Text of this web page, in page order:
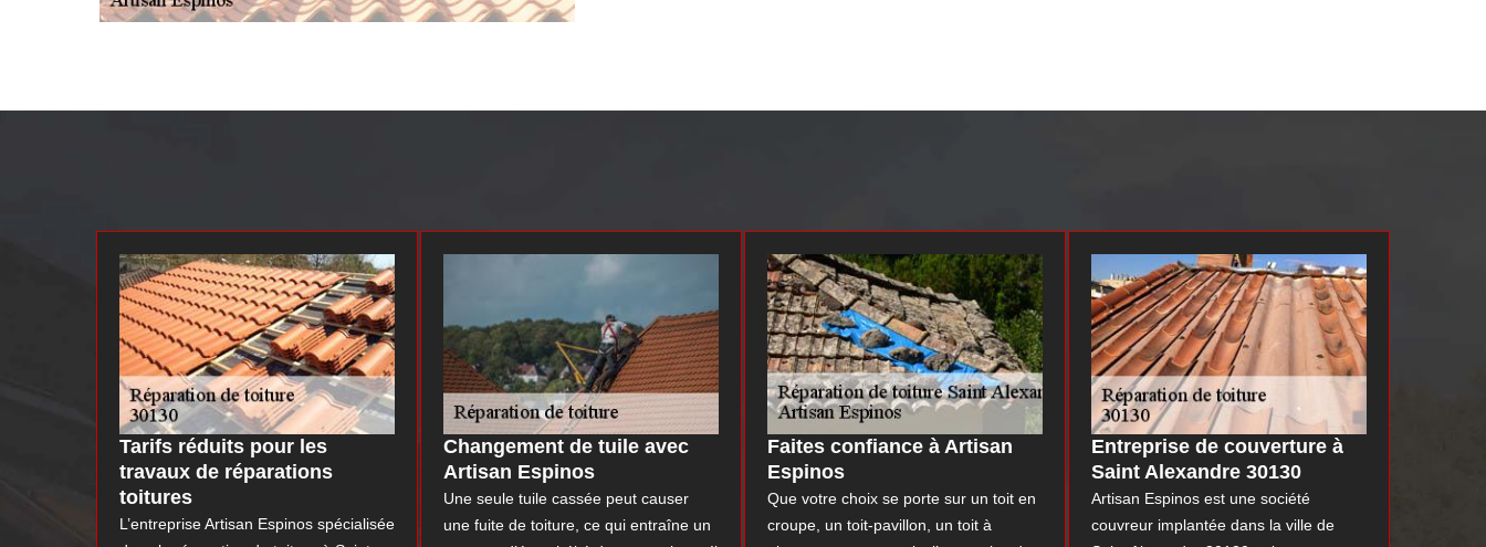
Tarifs réduits pour les
travaux de réparations
toitures
L’entreprise Artisan Espinos spécialisée
Changement de tuile avec
Artisan Espinos
Une seule tuile cassée peut causer
une fuite de toiture, ce qui entraîne un
Faites confiance à Artisan
Espinos
Que votre choix se porte sur un toit en
croupe, un toit-pavillon, un toit à
Entreprise de couverture à
Saint Alexandre 30130
Artisan Espinos est une société
couvreur implantée dans la ville de